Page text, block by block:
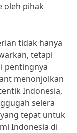
oleh pihak
tidak hanya
tetapi
pentingnya
menonjolkan
Indonesia,
selera
tepat untuk
Indonesia di